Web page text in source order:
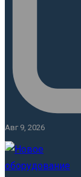
Авг 9, 2026